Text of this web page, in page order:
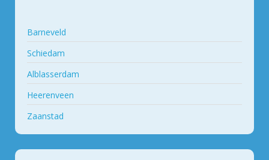
Barneveld
Schiedam
Alblasserdam
Heerenveen
Zaanstad